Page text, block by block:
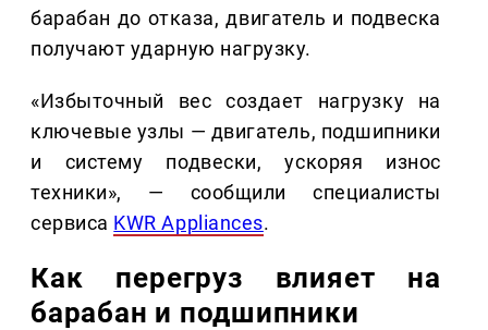
барабан до отказа, двигатель и подвеска
получают ударную нагрузку.
«Избыточный вес создает нагрузку на
ключевые узлы — двигатель, подшипники
и систему подвески, ускоряя износ
техники», — сообщили специалисты
сервиса KWR Appliances.
Как перегруз влияет на
барабан и подшипники